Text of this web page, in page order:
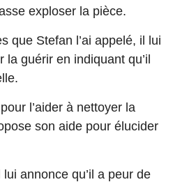
exploser la pièce.
que Stefan l’ai appelé, il lui
guérir en indiquant qu’il
l’aider à nettoyer la
son aide pour élucider
annonce qu’il a peur de